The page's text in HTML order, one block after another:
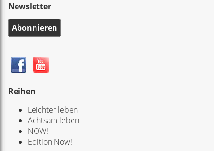
Newsletter
Abonnieren
Reihen
Leichter leben
Achtsam leben
NOW!
Edition Now!